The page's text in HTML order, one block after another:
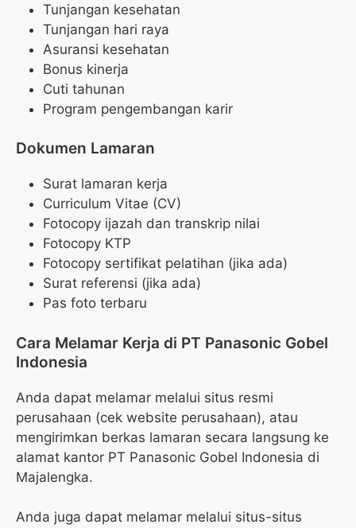
Tunjangan kesehatan
Tunjangan hari raya
Asuransi kesehatan
Bonus kinerja
Cuti tahunan
Program pengembangan karir
Dokumen Lamaran
Surat lamaran kerja
Curriculum Vitae (CV)
Fotocopy ijazah dan transkrip nilai
Fotocopy KTP
Fotocopy sertifikat pelatihan (jika ada)
Surat referensi (jika ada)
Pas foto terbaru
Cara Melamar Kerja di PT Panasonic Gobel
Indonesia
Anda dapat melamar melalui situs resmi
perusahaan (cek website perusahaan), atau
mengirimkan berkas lamaran secara langsung ke
alamat kantor PT Panasonic Gobel Indonesia di
Majalengka.
Anda juga dapat melamar melalui situs-situs